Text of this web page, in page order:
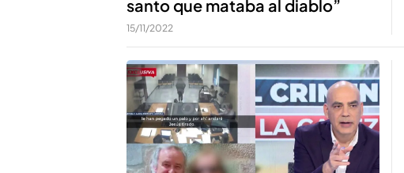
santo que mataba al diablo”
15/11/2022